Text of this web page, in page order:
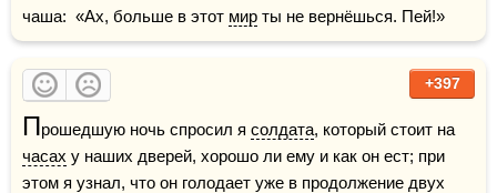
чаша:  «Ах, больше в этот мир ты не вернёшься. Пей!»
+397
Прошедшую ночь спросил я солдата
часах у наших дверей, хорошо ли ему и как он ест; при
этом я узнал, что он голодает уже в продолжение двух